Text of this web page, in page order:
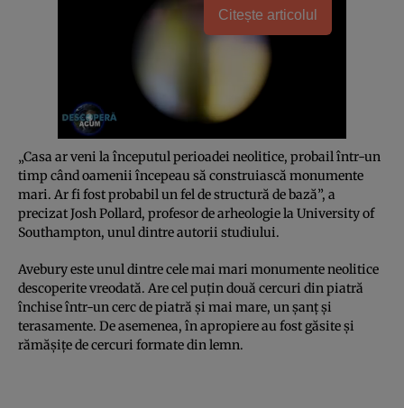
Citește articolul
„Casa ar veni la începutul perioadei neolitice, probail într-un
timp când oamenii începeau să construiască monumente
mari. Ar fi fost probabil un fel de structură de bază”, a
precizat Josh Pollard, profesor de arheologie la University of
Southampton, unul dintre autorii studiului.
Avebury este unul dintre cele mai mari monumente neolitice
descoperite vreodată. Are cel puţin două cercuri din piatră
închise într-un cerc de piatră şi mai mare, un şanţ şi
terasamente. De asemenea, în apropiere au fost găsite şi
rămăşiţe de cercuri formate din lemn.